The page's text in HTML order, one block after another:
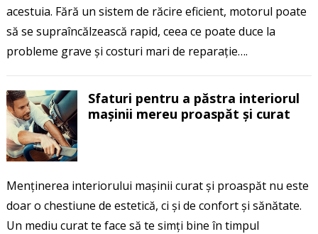
acestuia. Fără un sistem de răcire eficient, motorul poate
să se supraîncălzească rapid, ceea ce poate duce la
probleme grave și costuri mari de reparație….
Sfaturi pentru a păstra interiorul
mașinii mereu proaspăt și curat
Menținerea interiorului mașinii curat și proaspăt nu este
doar o chestiune de estetică, ci și de confort și sănătate.
Un mediu curat te face să te simți bine în timpul